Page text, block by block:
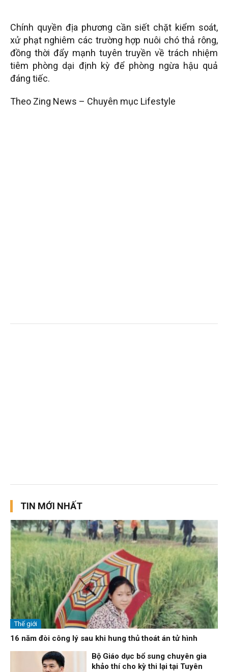
Chính quyền địa phương cần siết chặt kiểm soát,
xử phạt nghiêm các trường hợp nuôi chó thả rông,
đồng thời đẩy mạnh tuyên truyền về trách nhiệm
tiêm phòng dại định kỳ để phòng ngừa hậu quả
đáng tiếc.
Theo Zing News – Chuyên mục Lifestyle
TIN MỚI NHẤT
Thế giới
16 năm đòi công lý sau khi hung thủ thoát án tử hình
Bộ Giáo dục bổ sung chuyên gia
khảo thí cho kỳ thi lại tại Tuyên